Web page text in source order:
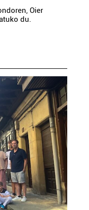
Oier
du.